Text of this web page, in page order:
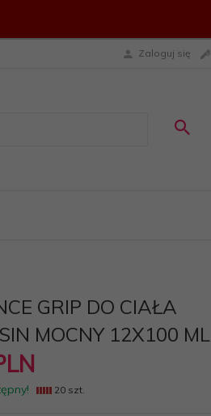
Zaloguj się
GRIP DO CIAŁA
MOCNY 12X100 ML
20 szt.